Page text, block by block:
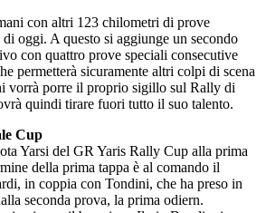
con altri 123 chilometri di prove
oggi. A questo si aggiunge un secondo
con quattro prove speciali consecutive
permetterà sicuramente altri colpi di scena
vorrà porre il proprio sigillo sul Rally di
quindi tirare fuori tutto il suo talento.
Cup
Yarsi del GR Yaris Rally Cup alla prima
della prima tappa è al comando il
in coppia con Tondini, che ha preso in
seconda prova, la prima odiern.